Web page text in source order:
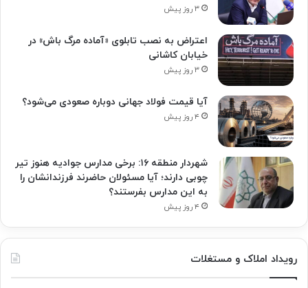
۳ روز پیش
اعتراض به نصب تابلوی «آماده مرگ باش» در
خیابان کاشانی
۳ روز پیش
آیا قیمت فولاد جهانی دوباره صعودی می‌شود؟
۴ روز پیش
شهردار منطقه ۱۶: برخی مدارس جوادیه هنوز تیر
چوبی دارند؛ آیا مسئولان حاضرند فرزندانشان را
به این مدارس بفرستند؟
۴ روز پیش
رویداد املاک و مستغلات